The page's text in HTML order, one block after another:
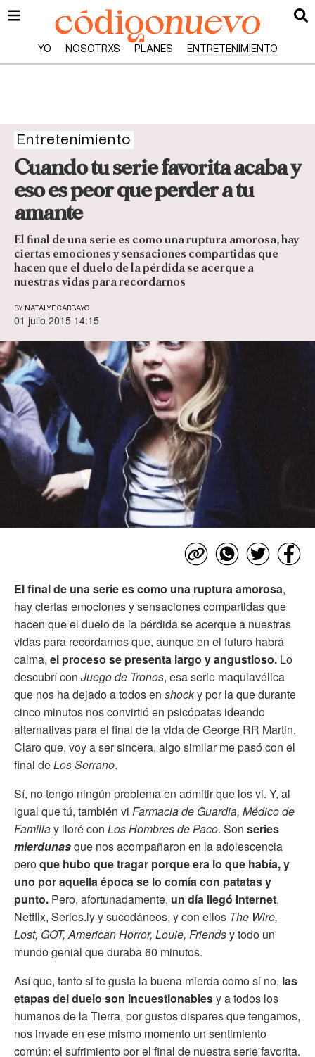
YO NOSOTRXS PLANES ENTRETENIMIENTO
Entretenimiento
Cuando tu serie favorita acaba y
eso es peor que perder a tu
amante
El final de una serie es como una ruptura amorosa, hay
ciertas emociones y sensaciones compartidas que
hacen que el duelo de la pérdida se acerque a
nuestras vidas para recordarnos
BY NATALYE CARBAYO
01 julio 2015 14:15
El final de una serie es como una ruptura amorosa,
hay ciertas emociones y sensaciones compartidas que
hacen que el duelo de la pérdida se acerque a nuestras
vidas para recordarnos que, aunque en el futuro habrá
calma, el proceso se presenta largo y angustioso. Lo
descubrí con Juego de Tronos, esa serie maquiavélica
que nos ha dejado a todos en shocky por la que durante
cinco minutos nos convirtió en psicópatas ideando
alternativas para el final de la vida de George RR Martin.
Claro que, voy a ser sincera, algo similar me pasó con el
final deLos Serrano.
Sí, no tengo ningún problema en admitir que los vi. Y, al
igual que tú, también vi Farmacia de Guardia, Médico de
Familiay lloré con Los Hombres de Paco. Son series
mierdunasque nos acompañaron en la adolescencia
peroque hubo que tragar porque era lo que había, y
uno por aquella época se lo comía con patatas y
punto. Pero, afortunadamente, un día llegó Internet,
Netflix, Series.ly y sucedáneos, y con ellos The Wire,
Lost, GOT, American Horror, Louie, Friendsy todo un
mundo genial que duraba 60 minutos.
Así que, tanto si te gusta la buena mierda como si no, las
etapas del duelo son incuestionablesy a todos los
humanos de la Tierra, por gustos dispares que tengamos,
nos invade en ese mismo momento un sentimiento
común: el sufrimiento por el final de nuestra serie favorita.